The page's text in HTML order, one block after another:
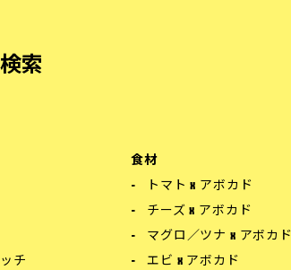
索
チ
食材
トマト x アボカド
チーズ x アボカド
マグロ／ツナ x アボカド
エビ x アボカド